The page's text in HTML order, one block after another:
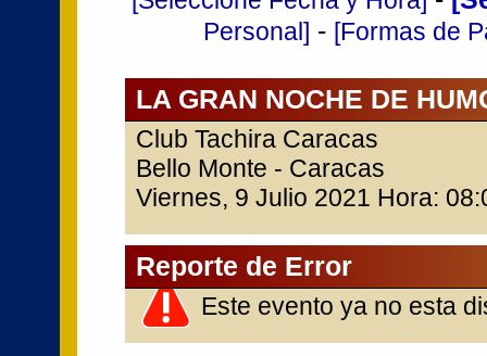
Personal] - [Formas de
LA GRAN NOCHE DE
Club Tachira Caracas
Bello Monte - Caracas
Viernes, 9 Julio 2021 Hora:
Reporte de Error
Este evento ya no esta